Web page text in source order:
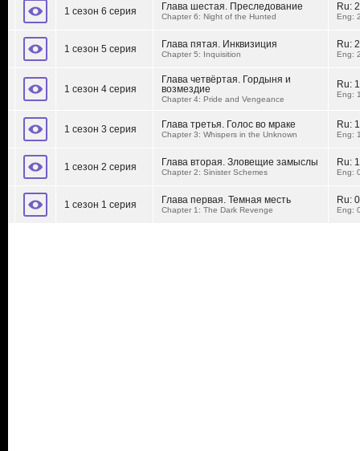
1 сезон 6 серия Глава шестая. Преследование
Chapter 6: Night of the Hunted
Ru:
Eng:
1 сезон 5 серия Глава пятая. Инквизиция
Chapter 5: Inquisition
Ru:
Eng:
1 сезон 4 серия
Глава четвёртая. Гордыня и
возмездие
Chapter 4: Pride and Vengeance
Ru:
Eng:
1 сезон 3 серия Глава третья. Голос во мраке
Chapter 3: Whispers in the Unknown
Ru:
Eng:
1 сезон 2 серия Глава вторая. Зловещие замыслы
Chapter 2: Sinister Schemes
Ru:
Eng:
1 сезон 1 серия Глава первая. Темная месть
Chapter 1: The Dark Revenge
Ru:
Eng: